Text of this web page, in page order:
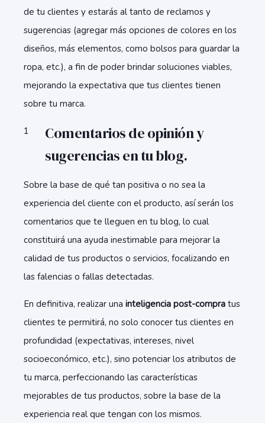
de tu clientes y estarás al tanto de reclamos y
sugerencias (agregar más opciones de colores en los
diseños, más elementos, como bolsos para guardar la
ropa, etc.), a fin de poder brindar soluciones viables,
mejorando la expectativa que tus clientes tienen
sobre tu marca.
Comentarios de opinión y
sugerencias en tu blog.
Sobre la base de qué tan positiva o no sea la
experiencia del cliente con el producto, así serán los
comentarios que te lleguen en tu blog, lo cual
constituirá una ayuda inestimable para mejorar la
calidad de tus productos o servicios, focalizando en
las falencias o fallas detectadas.
En definitiva, realizar una inteligencia post-compra tus
clientes te permitirá, no solo conocer tus clientes en
profundidad (expectativas, intereses, nivel
socioeconómico, etc.), sino potenciar los atributos de
tu marca, perfeccionando las características
mejorables de tus productos, sobre la base de la
experiencia real que tengan con los mismos.